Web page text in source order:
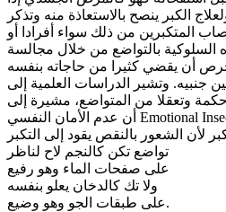
الكبر ينصح بالاستعاذة منه وتذكر
المتكبرين من ذلك سواء أفرادا أو
السلوكية بالتواضع من خلال مجالسة
أن يقضي كثيرا من حاجاته بنفسه
جنبيه. وتشير الدراسات العلمية إلى
وتعقلا من المتواضع، مشيرة إلى
أن عدم الأمان النفسي Emotional Insecurity يعد من أهم الأسباب
تواضع تكن كالنجم لاح لناظر
على صفحات الماء وهو رفيع
ولا تك كالدخان يعلو بنفسه
على طبقات الجو وهو وضيع.